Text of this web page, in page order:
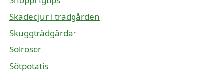
Skadedjur i trädgården
Skuggträdgårdar
Solrosor
Sötpotatis